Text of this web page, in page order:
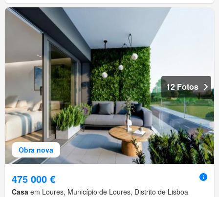
Obra nova
12 Fotos
475 000 €
Casa em Loures, Município de Loures, Distrito de Lisboa